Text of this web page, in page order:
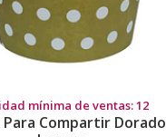
mínima de ventas: 12
Compartir Dorado